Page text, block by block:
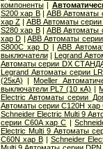
компоненты|
S200 хар B| ABB Автоматы
хар Z| ABB Автоматы
S280 хар B| ABB Автоматы
хар D | ABB Автоматы
S800C хар D|ABB
выключатели| Legrand
Автоматы серии DX
Legrand Автоматы серии
(25кА) |Moeller
выключатели PL7 (10 кА) |
Electric Aвтоматы серии
Автоматы серии C120H хар
Schneider Electric Multi 9
серии C60A хар C |
Electric Multi 9 Автоматы
C60N хар B| Schneider